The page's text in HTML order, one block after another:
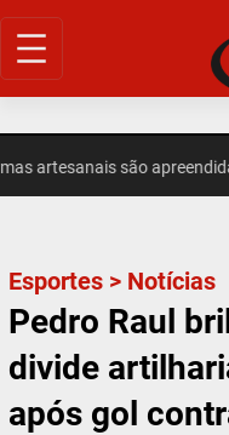
Pular
para
artesanais são apreendidas
Esportes > Notícias
Pedro Raul
divide
após gol